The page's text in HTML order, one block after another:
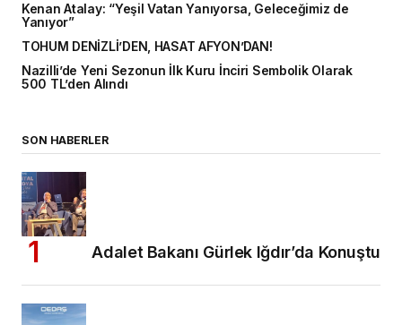
Kenan Atalay: “Yeşil Vatan Yanıyorsa, Geleceğimiz de
Yanıyor”
TOHUM DENİZLİ’DEN, HASAT AFYON’DAN!
Nazilli’de Yeni Sezonun İlk Kuru İnciri Sembolik Olarak
500 TL’den Alındı
SON HABERLER
Adalet Bakanı Gürlek Iğdır’da Konuştu